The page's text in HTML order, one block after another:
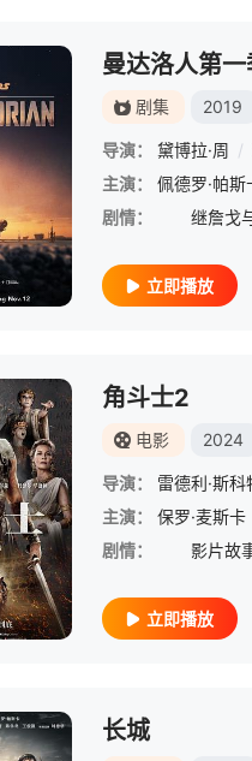
曼达洛人第一
剧集 2019
导演： 黛博拉·周 /
主演：
佩德罗·帕斯
剧情：
立即播放
角斗士2
电影 2024
导演：
雷德利·斯科
主演：
保罗·麦斯卡
剧情：
立即播放
长城